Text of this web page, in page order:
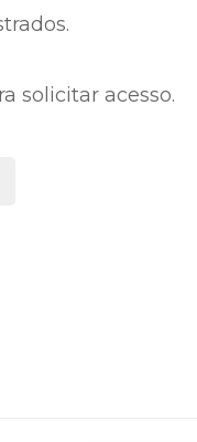
solicitar acesso.